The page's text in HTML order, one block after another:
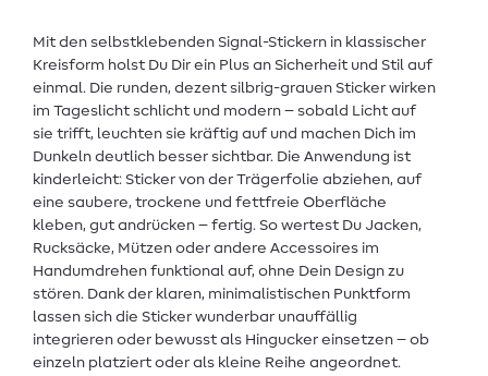
Mit den selbstklebenden Signal-Stickern in klassischer
Kreisform holst Du Dir ein Plus an Sicherheit und Stil auf
einmal. Die runden, dezent silbrig-grauen Sticker wirken
im Tageslicht schlicht und modern – sobald Licht auf
sie trifft, leuchten sie kräftig auf und machen Dich im
Dunkeln deutlich besser sichtbar. Die Anwendung ist
kinderleicht: Sticker von der Trägerfolie abziehen, auf
eine saubere, trockene und fettfreie Oberfläche
kleben, gut andrücken – fertig. So wertest Du Jacken,
Rucksäcke, Mützen oder andere Accessoires im
Handumdrehen funktional auf, ohne Dein Design zu
stören. Dank der klaren, minimalistischen Punktform
lassen sich die Sticker wunderbar unauffällig
integrieren oder bewusst als Hingucker einsetzen – ob
einzeln platziert oder als kleine Reihe angeordnet.